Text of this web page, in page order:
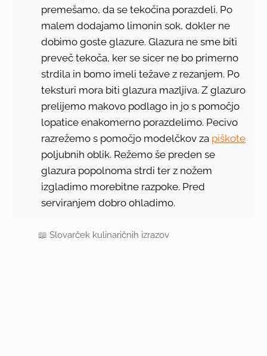
premešamo, da se tekočina porazdeli. Po
malem dodajamo limonin sok, dokler ne
dobimo goste glazure. Glazura ne sme biti
preveč tekoča, ker se sicer ne bo primerno
strdila in bomo imeli težave z rezanjem. Po
teksturi mora biti glazura mazljiva. Z glazuro
prelijemo makovo podlago in jo s pomočjo
lopatice enakomerno porazdelimo. Pecivo
razrežemo s pomočjo modelčkov za piškote
poljubnih oblik. Režemo še preden se
glazura popolnoma strdi ter z nožem
izgladimo morebitne razpoke. Pred
serviranjem dobro ohladimo.
📖Slovarček kulinaričnih izrazov